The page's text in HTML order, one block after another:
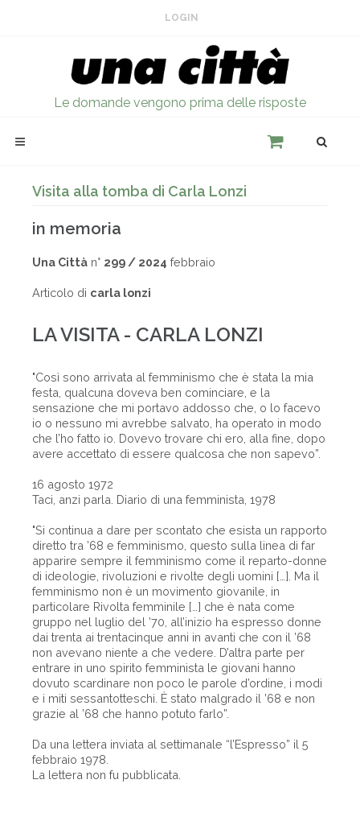
LOGIN
Le domande vengono prima delle risposte
Visita alla tomba di Carla Lonzi
in memoria
Una Città n° 299 / 2024 febbraio
Articolo di carla lonzi
LA VISITA - CARLA LONZI
"Così sono arrivata al femminismo che è stata la mia
festa, qualcuna doveva ben cominciare, e la
sensazione che mi portavo addosso che, o lo facevo
io o nessuno mi avrebbe salvato, ha operato in modo
che l’ho fatto io. Dovevo trovare chi ero, alla fine, dopo
avere accettato di essere qualcosa che non sapevo”.
16 agosto 1972
Taci, anzi parla. Diario di una femminista, 1978
"Si continua a dare per scontato che esista un rapporto
diretto tra ’68 e femminismo, questo sulla linea di far
apparire sempre il femminismo come il reparto-donne
di ideologie, rivoluzioni e rivolte degli uomini […]. Ma il
femminismo non è un movimento giovanile, in
particolare Rivolta femminile […] che è nata come
gruppo nel luglio del ’70, all’inizio ha espresso donne
dai trenta ai trentacinque anni in avanti che con il ’68
non avevano niente a che vedere. D’altra parte per
entrare in uno spirito femminista le giovani hanno
dovuto scardinare non poco le parole d’ordine, i modi
e i miti sessantotteschi. È stato malgrado il ’68 e non
grazie al ’68 che hanno potuto farlo”.
Da una lettera inviata al settimanale “l’Espresso” il 5
febbraio 1978.
La lettera non fu pubblicata.